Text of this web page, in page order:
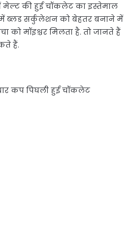
मेल्ट की हुई चॉकलेट का इस्तेमाल
में ब्लड सर्कुलेशन को बेहतर बनाने में
को मॉइश्चर मिलता है. तो जानते हैं
हैं.
कप पिघली हुई चॉकलेट